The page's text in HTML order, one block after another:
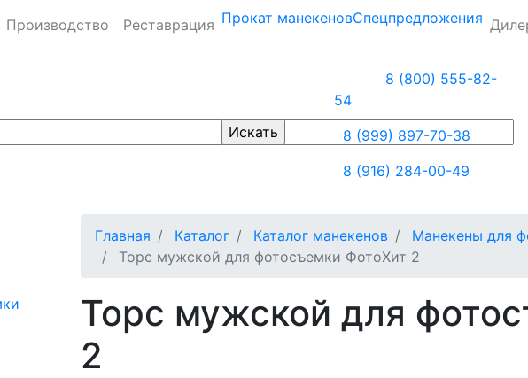
Производство Реставрация Прокат манекеновСпецпредложения
8 (800) 555-82-
54
8 (999) 897-70-38
8 (916) 284-00-49
Главная Каталог Каталог манекенов Манекены для
Торс мужской для фотосъемки ФотоХит 2
Торс мужской для
2